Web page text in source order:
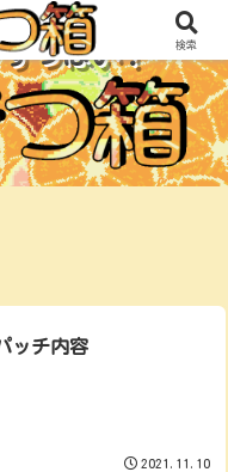
っぱい！
ッチ内容
2021.11.10
検索